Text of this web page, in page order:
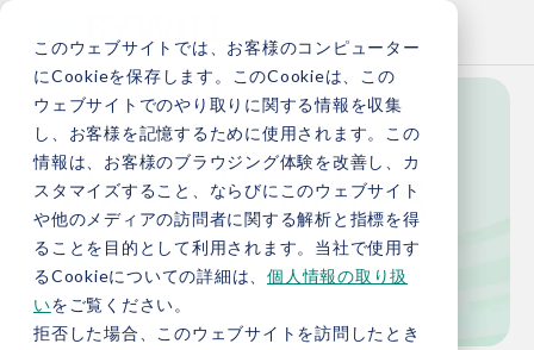
このウェブサイトでは、お客様のコンピューター
にCookieを保存します。このCookieは、この
ウェブサイトでのやり取りに関する情報を収集
し、お客様を記憶するために使用されます。この
情報は、お客様のブラウジング体験を改善し、カ
スタマイズすること、ならびにこのウェブサイト
や他のメディアの訪問者に関する解析と指標を得
ることを目的として利用されます。当社で使用す
るCookieについての詳細は、 個人情報の取り扱
いをご覧ください。
拒否した場合、このウェブサイトを訪問したとき
Case Studies
事例紹介